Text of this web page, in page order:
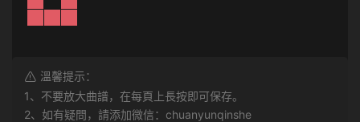
溫馨提示：
1、不要放大曲譜，在每頁上長按即可保存。
2、如有疑問，請添加微信：chuanyunqinshe